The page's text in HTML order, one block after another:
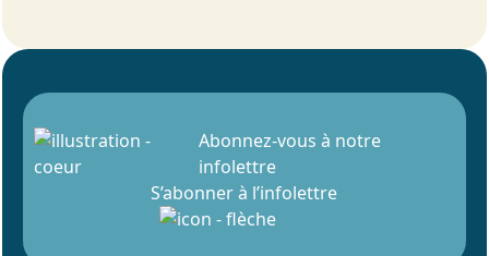
Abonnez-vous à notre
infolettre
S’abonner à l’infolettre